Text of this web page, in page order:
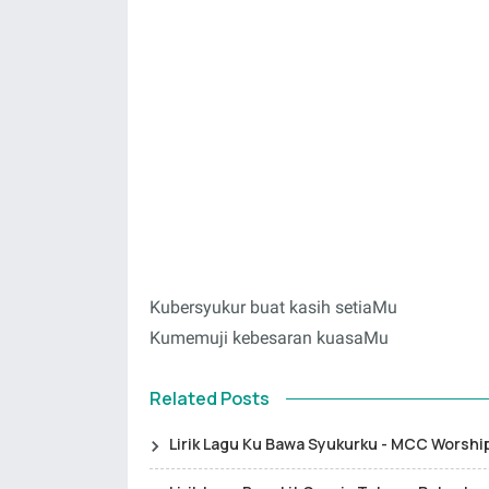
Kubersyukur buat kasih setiaMu
Kumemuji kebesaran kuasaMu
Related Posts
Lirik Lagu Ku Bawa Syukurku - MCC